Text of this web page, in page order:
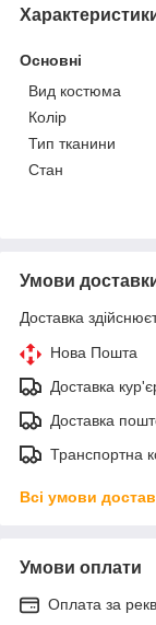
Основні
Вид костюма
Колір
Тип тканини
Стан
Умови
Доставка
Нова Пошта
Доставка
Доставка
Транспортна
Всі умови
Умови оплати
Оплата за